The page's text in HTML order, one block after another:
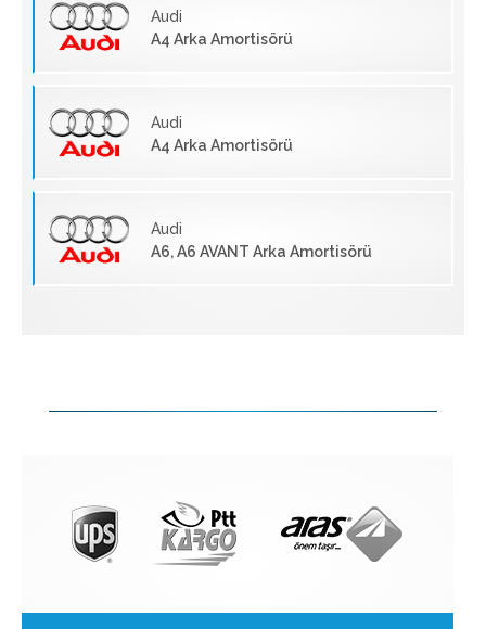
Audi
A4 Arka Amortisörü
Audi
A4 Arka Amortisörü
Audi
A6, A6 AVANT Arka Amortisörü